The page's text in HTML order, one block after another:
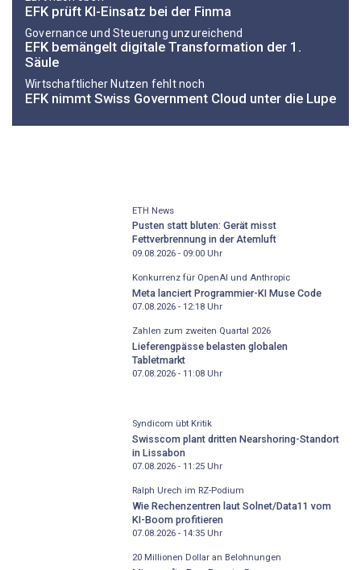
EFK prüft KI-Einsatz bei der Finma
Governance und Steuerung unzureichend
EFK bemängelt digitale Transformation der 1.
Säule
Wirtschaftlicher Nutzen fehlt noch
EFK nimmt Swiss Government Cloud unter die Lupe
ETH News
Pusten statt bluten: Gerät misst
Fettverbrennung in der Atemluft
09.08.2026 - 09:00Uhr
Konkurrenz für OpenAI und Anthropic
Meta lanciert Programmier-KI Muse Code
07.08.2026 - 12:18Uhr
Zahlen zum zweiten Quartal 2026
Lieferengpässe belasten globalen
Tabletmarkt
07.08.2026 - 11:08Uhr
Syndicom übt Kritik
Swisscom plant dritten Nearshoring-Standort
in Lissabon
07.08.2026 - 11:25Uhr
Ralph Urech im RZ-Podium
Wie Rechenzentren laut Solnet/Data11 vom
KI-Boom profitieren
07.08.2026 - 14:35Uhr
20 Millionen Dollar an Belohnungen